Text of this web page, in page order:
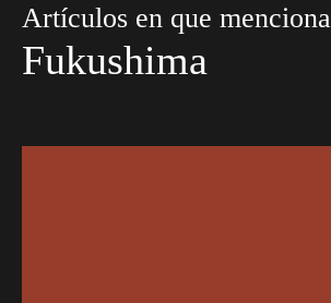
Artículos en que
Fukushima